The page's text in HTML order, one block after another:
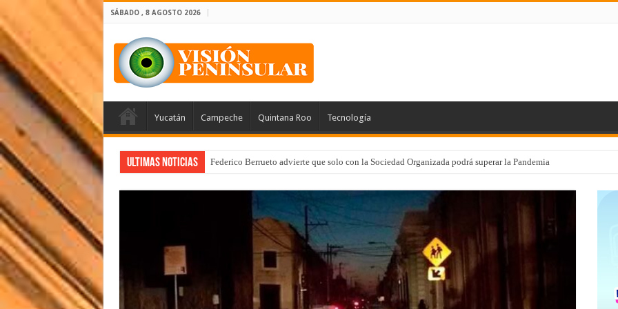
SÁBADO , 8 AGOSTO 2026
Yucatán Campeche Quintana Roo Tecnología
Ultimas Noticias Federico Berrueto advierte que solo con la Sociedad Organizada podrá superar la Pandemia